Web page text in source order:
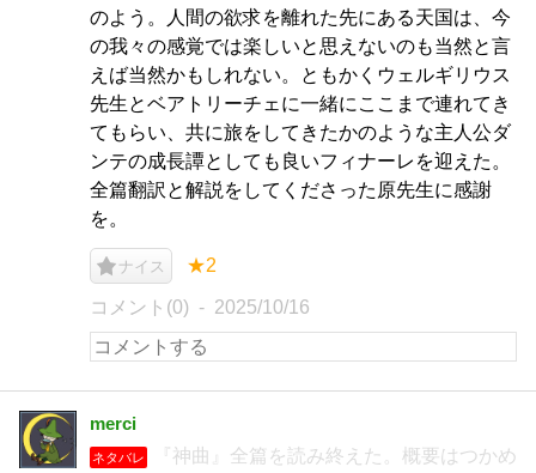
のよう。人間の欲求を離れた先にある天国は、今
の我々の感覚では楽しいと思えないのも当然と言
えば当然かもしれない。ともかくウェルギリウス
先生とベアトリーチェに一緒にここまで連れてき
てもらい、共に旅をしてきたかのような主人公ダ
ンテの成長譚としても良いフィナーレを迎えた。
全篇翻訳と解説をしてくださった原先生に感謝
を。
ナイス ★2
コメント(0) 2025/10/16
merci
ネタバレ
『神曲』全篇を読み終えた。概要はつかめ